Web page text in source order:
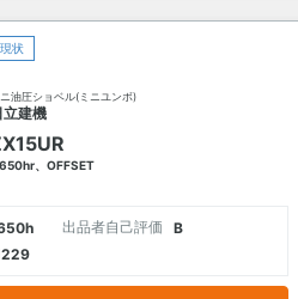
現状
ニ油圧ショベル(ミニユンボ)
立建機
、OFFSET
出品者自己評価
B